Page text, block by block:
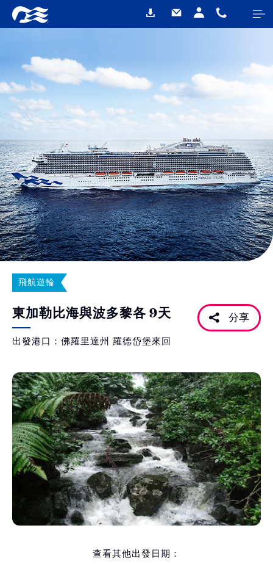
飛航遊輪
東加勒比海與波多黎各 9天
出發港口：佛羅里達州 羅德岱堡來回
分享
查看其他出發日期：